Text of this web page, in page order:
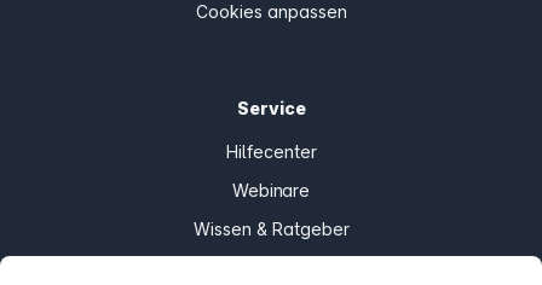
Cookies anpassen
Service
Hilfecenter
Webinare
Wissen & Ratgeber